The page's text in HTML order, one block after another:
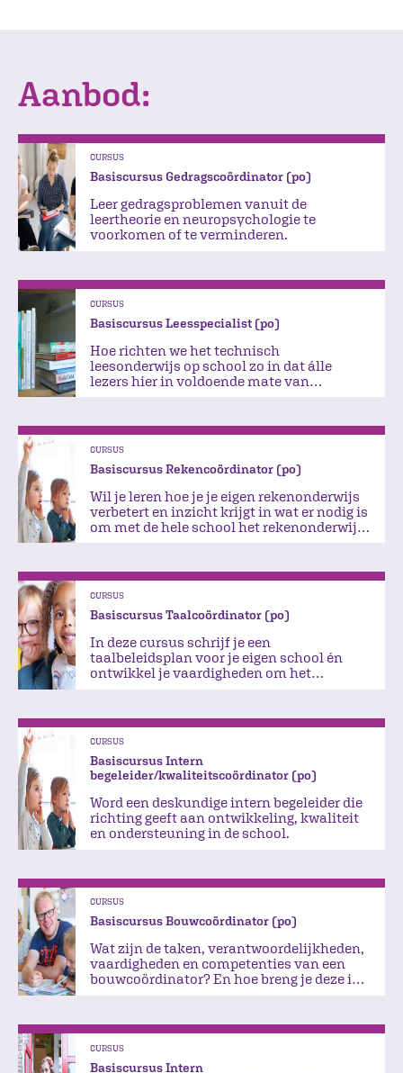
Aanbod:
CURSUS
Basiscursus Gedragscoördinator (po)
Leer gedragsproblemen vanuit de
leertheorie en neuropsychologie te
voorkomen of te verminderen.
CURSUS
Basiscursus Leesspecialist (po)
Hoe richten we het technisch
leesonderwijs op school zo in dat álle
lezers hier in voldoende mate van
CURSUS
Basiscursus Rekencoördinator (po)
Wil je leren hoe je je eigen rekenonderwijs
verbetert en inzicht krijgt in wat er nodig is
om met de hele school het rekenonderwijs
CURSUS
Basiscursus Taalcoördinator (po)
In deze cursus schrijf je een
taalbeleidsplan voor je eigen school én
ontwikkel je vaardigheden om het
CURSUS
Basiscursus Intern
begeleider/kwaliteitscoördinator (po)
Word een deskundige intern begeleider die
richting geeft aan ontwikkeling, kwaliteit
en ondersteuning in de school.
CURSUS
Basiscursus Bouwcoördinator (po)
Wat zijn de taken, verantwoordelijkheden,
vaardigheden en competenties van een
bouwcoördinator? En hoe breng je deze in
CURSUS
Basiscursus Intern